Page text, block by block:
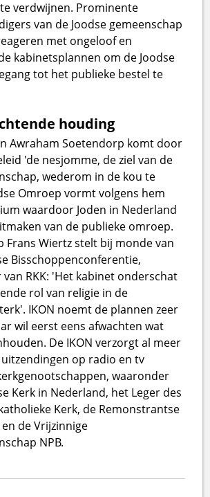
verdwijnen. Prominente
van de Joodse gemeenschap
met ongeloof en
kabinetsplannen om de Joodse
tot het publieke bestel te
houding
Awraham Soetendorp komt door
'de nesjomme, de ziel van de
wederom in de kou te
Omroep vormt volgens hem
waardoor Joden in Nederland
van de publieke omroep.
Frans Wiertz stelt bij monde van
Bisschoppenconferentie,
RKK: 'Het kabinet onderschat
rol van religie in de
IKON noemt de plannen zeer
wil eerst eens afwachten wat
De IKON verzorgt al meer
op radio en tv
waaronder
Kerk in Nederland, het Leger des
Kerk, de Remonstrantse
de Vrijzinnige
NPB.